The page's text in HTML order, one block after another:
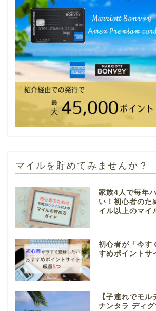
マイルを貯めてみませんか？
家族4人で毎年
い！初心者のた
イル以上のマイ
初心者が「今す
すめポイントサ
【子連れでモ
ナンタラ ディ